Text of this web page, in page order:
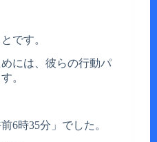
です。
には、彼らの行動パ
。
6時35分」でした。